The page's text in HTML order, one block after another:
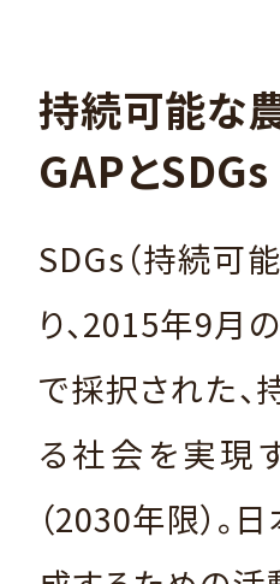
持続可能な
GAPとSDGs
SDGs（持続可
り、2015年9月
で採択された
る社会を実現
（2030年限）